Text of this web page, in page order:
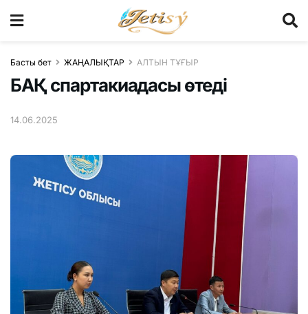
Басты бет ЖАҢАЛЫҚТАР АЛТЫН ТҰҒЫР
БАҚ спартакиадасы өтеді
14.06.2025